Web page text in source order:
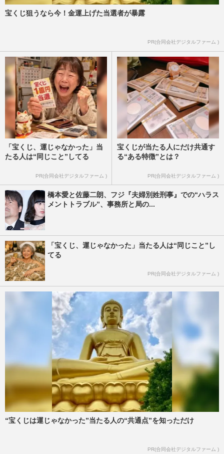
宝くじ狙うなら今！金運上げた当選者が暴露
PR(合同会社デジタルファーム )
「宝くじ、運じゃなかった」当
たる人は“同じこと”してる
PR(合同会社デジタルファーム )
宝くじが当たる人にだけ共通す
る“ある特徴”とは？
PR(合同会社デジタルファーム )
橋本愛と佐藤二朗、フジ『夫婦別姓刑事』での“ハラス
メントトラブル”、事務所と局の...
「宝くじ、運じゃなかった」当たる人は“同じこと”し
てる
PR(合同会社デジタルファーム )
“宝くじは運じゃなかった”当たる人の“共通点”を知っただけ
PR(合同会社デジタルファーム )